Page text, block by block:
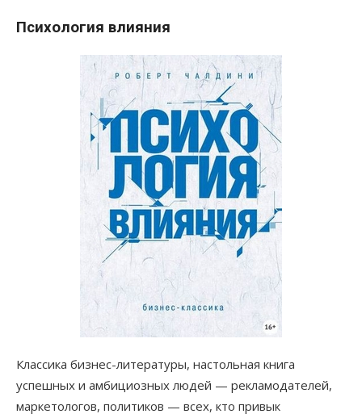
Психология влияния
Классика бизнес-литературы, настольная книга
успешных и амбициозных людей — рекламодателей,
маркетологов, политиков — всех, кто привык